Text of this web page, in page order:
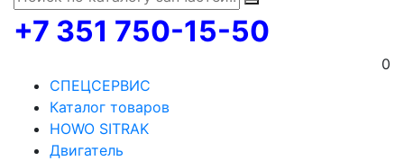
+7 351 750-15-50
0
СПЕЦСЕРВИС
Каталог товаров
HOWO SITRAK
Двигатель